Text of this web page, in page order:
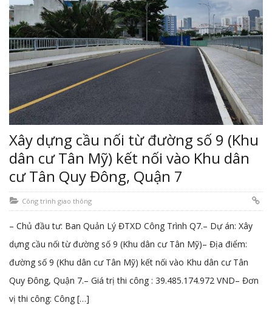
Xây dựng cầu nối từ đường số 9 (Khu
dân cư Tân Mỹ) kết nối vào Khu dân
cư Tân Quy Đông, Quận 7
Công trình giao thông
– Chủ đầu tư: Ban Quản Lý ĐTXD Công Trình Q7.– Dự án: Xây
dựng cầu nối từ đường số 9 (Khu dân cư Tân Mỹ)– Địa điểm:
đường số 9 (Khu dân cư Tân Mỹ) kết nối vào Khu dân cư Tân
Quy Đông, Quận 7.– Giá trị thi công : 39.485.174.972 VND– Đơn
vị thi công: Công […]